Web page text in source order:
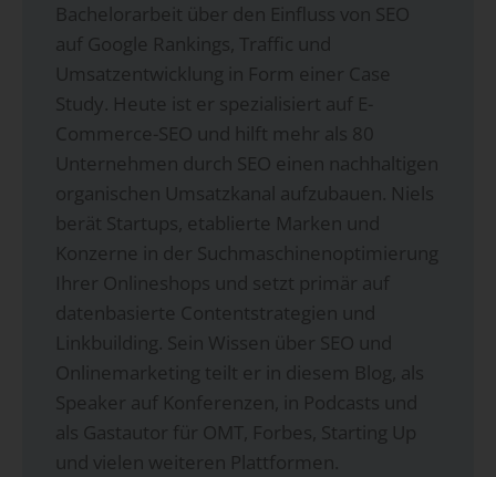
Bachelorarbeit über den Einfluss von SEO
auf Google Rankings, Traffic und
Umsatzentwicklung in Form einer Case
Study. Heute ist er spezialisiert auf E-
Commerce-SEO und hilft mehr als 80
Unternehmen durch SEO einen nachhaltigen
organischen Umsatzkanal aufzubauen. Niels
berät Startups, etablierte Marken und
Konzerne in der Suchmaschinenoptimierung
Ihrer Onlineshops und setzt primär auf
datenbasierte Contentstrategien und
Linkbuilding. Sein Wissen über SEO und
Onlinemarketing teilt er in diesem Blog, als
Speaker auf Konferenzen, in Podcasts und
als Gastautor für OMT, Forbes, Starting Up
und vielen weiteren Plattformen.